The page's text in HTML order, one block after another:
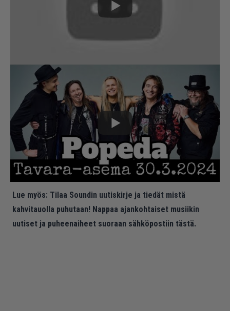
Lue myös: Tilaa Soundin uutiskirje ja tiedät mistä
kahvitauolla puhutaan! Nappaa ajankohtaiset musiikin
uutiset ja puheenaiheet suoraan sähköpostiin tästä.